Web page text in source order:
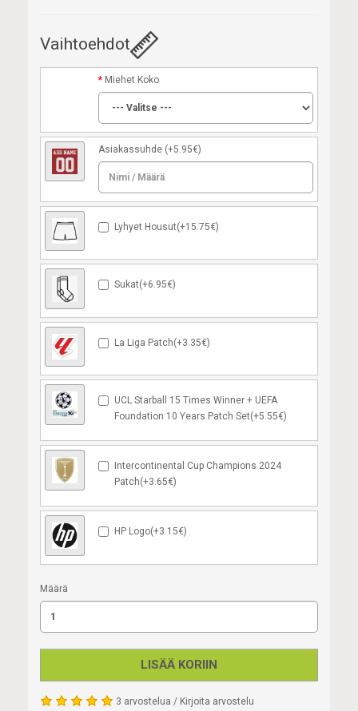
Vaihtoehdot
Miehet Koko
Asiakassuhde (+5.95€)
Lyhyet Housut(+15.75€)
Sukat(+6.95€)
La Liga Patch(+3.35€)
UCL Starball 15 Times Winner + UEFA
Foundation 10 Years Patch Set(+5.55€)
Intercontinental Cup Champions 2024
Patch(+3.65€)
HP Logo(+3.15€)
Määrä
LISÄÄ KORIIN
3 arvostelua / Kirjoita arvostelu